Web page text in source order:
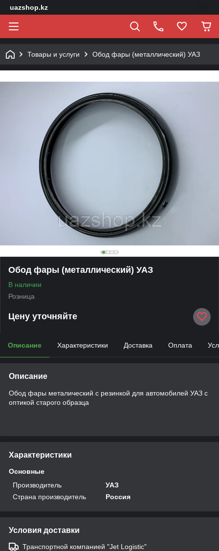
uazshop.kz
Товары и услуги Обод фары (металлический) УАЗ
Обод фары (металлический) УАЗ
В наличии
Розница
Цену уточняйте
Описание Характеристики Доставка Оплата
Описание
Обод фары металический с резинкой для автомобилей УАЗ с
оптикой старого образца
Характеристики
Основные
Производитель
УАЗ
Страна производитель
Россия
Условия доставки
Транспортной компанией "Jet Logistic"